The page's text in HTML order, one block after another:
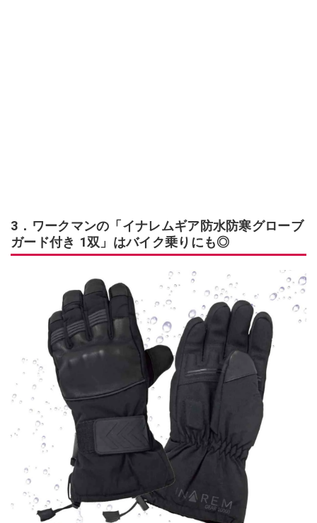
3．ワークマンの「イナレムギア防水防寒グローブ
ガード付き 1双」はバイク乗りにも◎